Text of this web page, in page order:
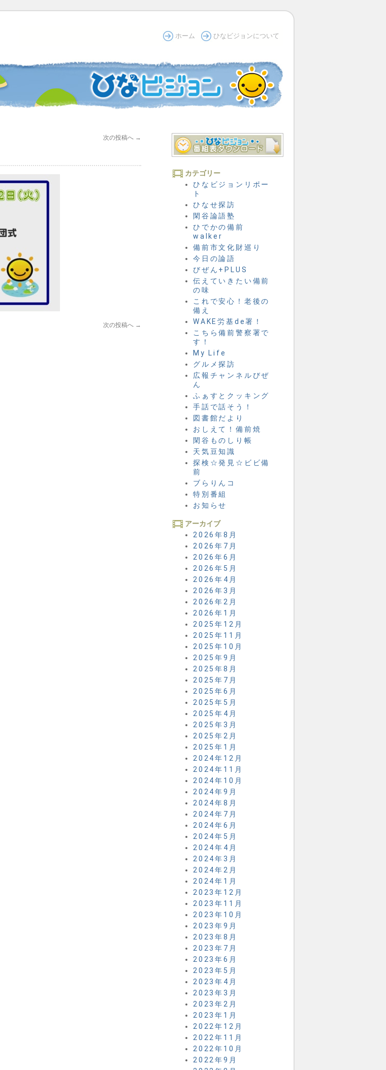
ホーム ひなビジョンについて
次の投稿へ →
次の投稿へ →
カテゴリー
ひなビジョンリポー
ト
ひなせ探訪
閑谷論語塾
ひでかの備前
walker
備前市文化財巡り
今日の論語
びぜん+PLUS
伝えていきたい備前
の味
これで安心！老後の
備え
WAKE労基de署！
こちら備前警察署で
す！
My Life
グルメ探訪
広報チャンネルびぜ
ん
ふぁすとクッキング
手話で話そう！
図書館だより
おしえて！備前焼
閑谷ものしり帳
天気豆知識
探検☆発見☆ビビ備
前
ブらりんコ
特別番組
お知らせ
アーカイブ
2026年8月
2026年7月
2026年6月
2026年5月
2026年4月
2026年3月
2026年2月
2026年1月
2025年12月
2025年11月
2025年10月
2025年9月
2025年8月
2025年7月
2025年6月
2025年5月
2025年4月
2025年3月
2025年2月
2025年1月
2024年12月
2024年11月
2024年10月
2024年9月
2024年8月
2024年7月
2024年6月
2024年5月
2024年4月
2024年3月
2024年2月
2024年1月
2023年12月
2023年11月
2023年10月
2023年9月
2023年8月
2023年7月
2023年6月
2023年5月
2023年4月
2023年3月
2023年2月
2023年1月
2022年12月
2022年11月
2022年10月
2022年9月